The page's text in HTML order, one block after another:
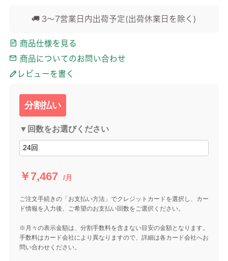
3～7営業日内出荷予定(出荷休業日を除く)
商品仕様を見る
商品についてのお問い合わせ
レビューを書く
分割払い
▼回数をお選びください
￥7,467 /月
ご注文手続きの「お支払い方法」でクレジットカードを選択し、カー
ド情報を入力後、ご希望のお支払い回数をご選択ください。
※月々の表示金額は、分割手数料を含まない目安の金額となります。
手数料はカード会社により異なりますので、詳細は各カード会社へお
問い合わせください。